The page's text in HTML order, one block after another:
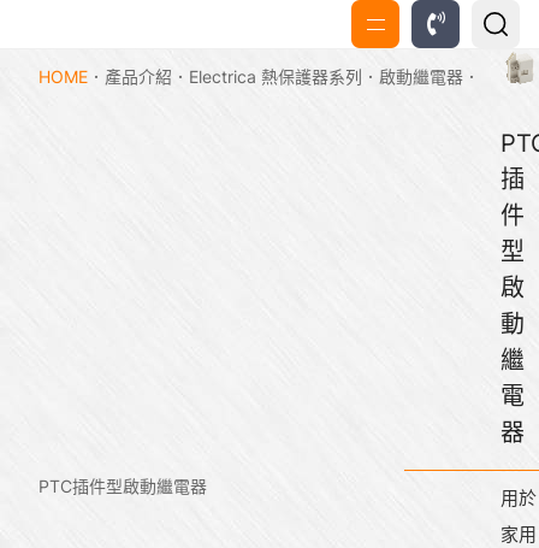
HOME 產品介紹 Electrica 熱保護器系列 啟動繼電器
PTC插件型啟動繼電器
插
件
型
啟
動
繼
電
器
用於
家用